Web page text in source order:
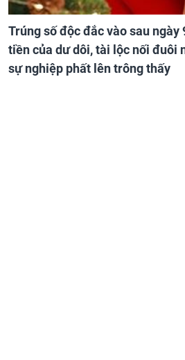
Trúng số độc đắc vào sau
tiền của dư dôi, tài lộc nối đuôi
sự nghiệp phất lên trông thấy